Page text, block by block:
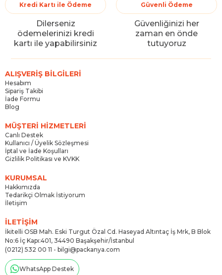
Kredi Kartı ile Ödeme
Dilerseniz
ödemelerinizi kredi
kartı ile yapabilirsiniz
Güvenli Ödeme
Güvenliğinizi her
zaman en önde
tutuyoruz
ALIŞVERİŞ BİLGİLERİ
Hesabım
Sipariş Takibi
İade Formu
Blog
MÜŞTERİ HİZMETLERİ
Canlı Destek
Kullanıcı / Üyelik Sözleşmesi
İptal ve İade Koşulları
Gizlilik Politikası ve KVKK
KURUMSAL
Hakkımızda
Tedarikçi Olmak İstiyorum
İletişim
İLETİŞİM
İkitelli OSB Mah. Eski Turgut Özal Cd. Haseyad Altıntaç İş Mrk, B Blok
No:6 İç Kapı:401, 34490 Başakşehir/İstanbul
(0212) 532 00 11 - bilgi@packanya.com
WhatsApp Destek